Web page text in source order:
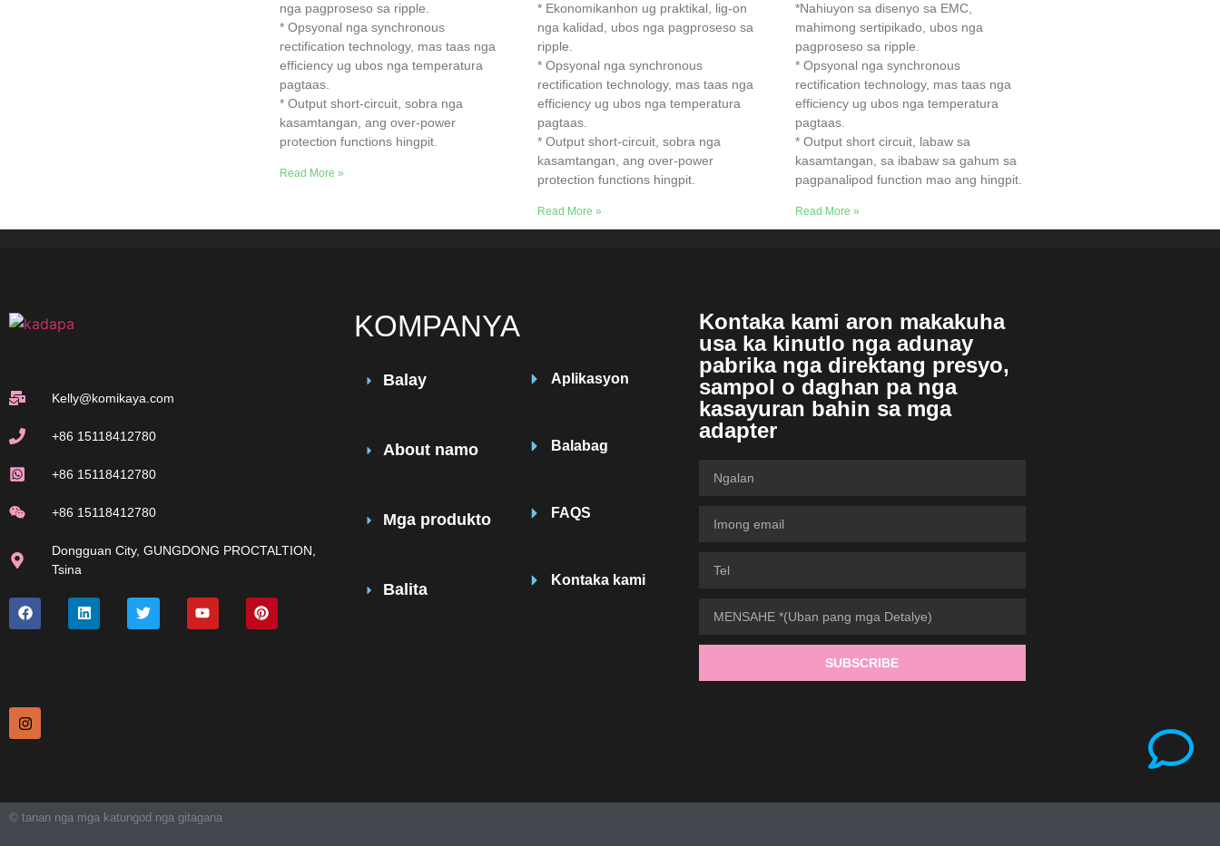
nga pagproseso sa ripple.
* Opsyonal nga synchronous
rectification technology, mas taas nga
efficiency ug ubos nga temperatura
pagtaas.
* Output short-circuit, sobra nga
kasamtangan, ang over-power
protection functions hingpit.
Read More »
* Ekonomikanhon ug praktikal, lig-on
nga kalidad, ubos nga pagproseso sa
ripple.
* Opsyonal nga synchronous
rectification technology, mas taas nga
efficiency ug ubos nga temperatura
pagtaas.
* Output short-circuit, sobra nga
kasamtangan, ang over-power
protection functions hingpit.
Read More »
*Nahiuyon sa disenyo sa EMC,
mahimong sertipikado, ubos nga
pagproseso sa ripple.
* Opsyonal nga synchronous
rectification technology, mas taas nga
efficiency ug ubos nga temperatura
pagtaas.
* Output short circuit, labaw sa
kasamtangan, sa ibabaw sa gahum sa
pagpanalipod function mao ang hingpit.
Read More »
Kelly@komikaya.com
+86 15118412780
+86 15118412780
+86 15118412780
Dongguan City, GUNGDONG PROCTALTION,
Tsina
KOMPANYA
Balay
About namo
Mga produkto
Balita
Aplikasyon
Balabag
FAQS
Kontaka kami
Kontaka kami aron makakuha
usa ka kinutlo nga adunay
pabrika nga direktang presyo,
sampol o daghan pa nga
kasayuran bahin sa mga
adapter
SUBSCRIBE
© tanan nga mga katungod nga gitagana